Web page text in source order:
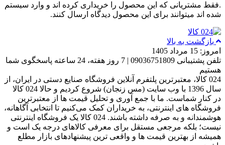
.فقط مشتریانی که این محصول را خریداری کرده اند و وارد سیستم
شده اند میتوانند برای این محصول دیدگاه ارسال کنند.
بازگشت به بالا
امروز: 15 مرداد 1405
تلفن پشتیبانی 09036751809 | 7 روز هفته، 24 ساعته پاسخگوی شما
هستیم
024 کالا، معتبرترین پلتفرم آنلاین فروشگاه صنایع دستی در ایران، از
سال 1396 با وب سایت (مس زنجان) شروع کردیم و حالا 024 کالا
در کنار شماست. ما با جمع‌ آوری و تحلیل قیمت‌ ها از معتبرترین
فروشگاه‌ های اینترنتی، به خریداران کمک می‌کنیم تا انتخابی آگاهانه،
هوشمندانه و به‌ صرفه داشته باشند. 024 کالا یک فروشگاه اینترنتی
نیست؛ بلکه مرجعی مستقل برای معرفی کالاهای درجه یک است و
همیشه از بهترین قیمت‌ ها و واقعی‌ ترین پیشنهادهای بازار مطلع